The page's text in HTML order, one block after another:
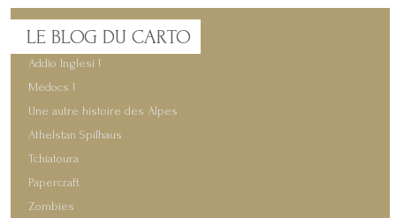
LE BLOG DU CARTO
Addio Inglesi !
Médocs !
Une autre histoire des Alpes
Athelstan Spilhaus
Tchiatoura
Papercraft
Zombies